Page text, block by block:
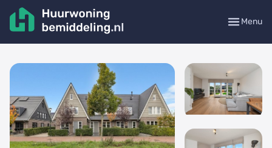
Menu